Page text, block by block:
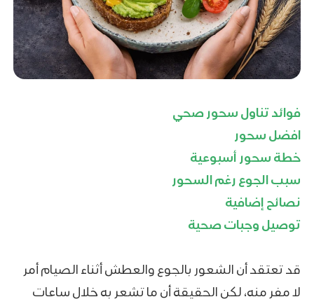
فوائد تناول سحور صحي
افضل سحور
خطة سحور أسبوعية
سبب الجوع رغم السحور
نصائح إضافية
توصيل وجبات صحية
قد تعتقد أن الشعور بالجوع والعطش أثناء الصيام أمر
لا مفر منه، لكن الحقيقة أن ما تشعر به خلال ساعات